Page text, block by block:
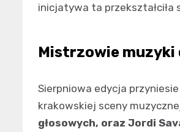
inicjatywa ta
Mistrzowie muzyki
Sierpniowa edycja
krakowskiej sceny
głosowych, oraz Jordi